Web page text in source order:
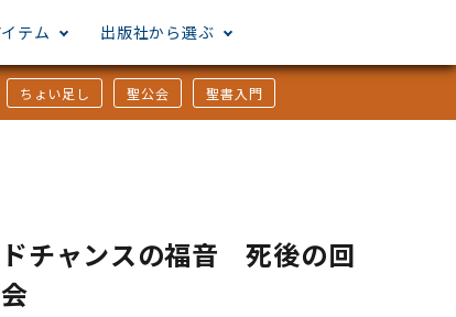
テム 出版社から選ぶ
ちょい足し 聖公会 聖書入門
チャンスの福音 死後の回